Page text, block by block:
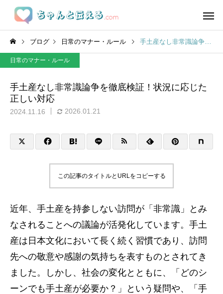
ブログ 日常のマナー・ルール 手土産なし非常識論争を徹底検証！状況に応じた正しい対応
日常のマナー・ルール
手土産なし非常識論争を徹底検証！状況に応じた
正しい対応
2024.11.16 2026.01.21
この記事のタイトルとURLをコピーする
近年、手土産を持参しない訪問が「非常識」とみ
なされることへの議論が活発化しています。手土
産は日本文化において長く続く習慣であり、訪問
先への敬意や感謝の気持ちを表すものとされてき
ました。しかし、社会の変化とともに、「どのシ
ーンでも手土産が必要か？」という疑問や、「手